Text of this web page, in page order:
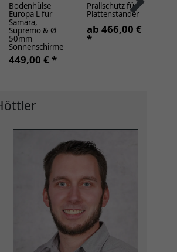
Bodenhülse
Europa L für
Samara,
Supremo & Ø
50mm
Sonnenschirme
449,00 € *
Prallschutz für
Plattenständer
ab 466,00 €
*